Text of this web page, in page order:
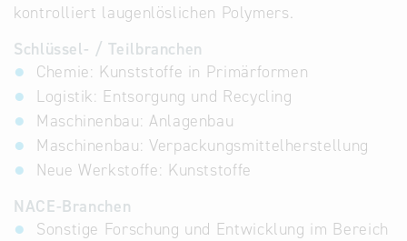
kontrolliert laugenlöslichen Polymers.
Schlüssel- / Teilbranchen
Chemie: Kunststoffe in Primärformen
Logistik: Entsorgung und Recycling
Maschinenbau: Anlagenbau
Maschinenbau: Verpackungsmittelherstellung
Neue Werkstoffe: Kunststoffe
NACE-Branchen
Sonstige Forschung und Entwicklung im Bereich